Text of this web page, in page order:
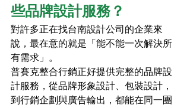
些品牌設計服務？
對許多正在找台南設計公司的企業來
說，最在意的就是「能不能一次解決所
有需求」。
普賽克整合行銷正好提供完整的品牌設
計服務，從品牌形象設計、包裝設計，
到行銷企劃與廣告輸出，都能在同一團